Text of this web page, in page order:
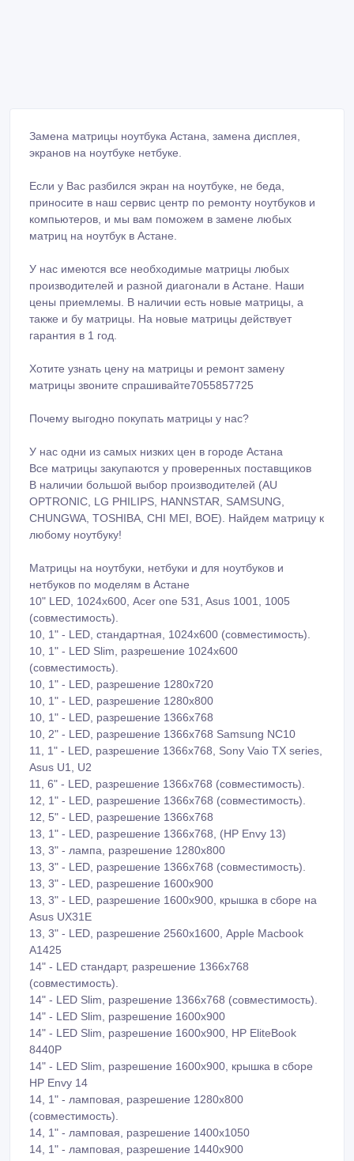
Замена матрицы ноутбука Астана, замена дисплея,
экранов на ноутбуке нетбуке.
Если у Вас разбился экран на ноутбуке, не беда,
приносите в наш сервис центр по ремонту ноутбуков и
компьютеров, и мы вам поможем в замене любых
матриц на ноутбук в Астане.
У нас имеются все необходимые матрицы любых
производителей и разной диагонали в Астане. Наши
цены приемлемы. В наличии есть новые матрицы, а
также и бу матрицы. На новые матрицы действует
гарантия в 1 год.
Хотите узнать цену на матрицы и ремонт замену
матрицы звоните спрашивайте7055857725
Почему выгодно покупать матрицы у нас?
У нас одни из самых низких цен в городе Астана
Все матрицы закупаются у проверенных поставщиков
В наличии большой выбор производителей (AU
OPTRONIC, LG PHILIPS, HANNSTAR, SAMSUNG,
CHUNGWA, TOSHIBA, CHI MEI, BOE). Найдем матрицу к
любому ноутбуку!
Матрицы на ноутбуки, нетбуки и для ноутбуков и
нетбуков по моделям в Астане
10" LED, 1024х600, Acer one 531, Asus 1001, 1005
(совместимость).
10, 1" - LED, стандартная, 1024х600 (совместимость).
10, 1" - LED Slim, разрешение 1024х600
(совместимость).
10, 1" - LED, разрешение 1280х720
10, 1" - LED, разрешение 1280х800
10, 1" - LED, разрешение 1366х768
10, 2" - LED, разрешение 1366х768 Samsung NC10
11, 1" - LED, разрешение 1366х768, Sony Vaio TX series,
Asus U1, U2
11, 6" - LED, разрешение 1366х768 (совместимость).
12, 1" - LED, разрешение 1366х768 (совместимость).
12, 5" - LED, разрешение 1366х768
13, 1" - LED, разрешение 1366х768, (HP Envy 13)
13, 3" - лампа, разрешение 1280х800
13, 3" - LED, разрешение 1366х768 (совместимость).
13, 3" - LED, разрешение 1600х900
13, 3" - LED, разрешение 1600х900, крышка в сборе на
Asus UX31E
13, 3" - LED, разрешение 2560х1600, Apple Macbook
A1425
14" - LED стандарт, разрешение 1366х768
(совместимость).
14" - LED Slim, разрешение 1366х768 (совместимость).
14" - LED Slim, разрешение 1600х900
14" - LED Slim, разрешение 1600х900, HP EliteBook
8440P
14" - LED Slim, разрешение 1600х900, крышка в сборе
HP Envy 14
14, 1" - ламповая, разрешение 1280х800
(совместимость).
14, 1" - ламповая, разрешение 1400х1050
14, 1" - ламповая, разрешение 1440х900